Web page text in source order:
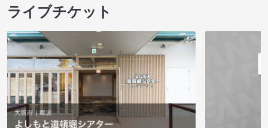
ライブチケット